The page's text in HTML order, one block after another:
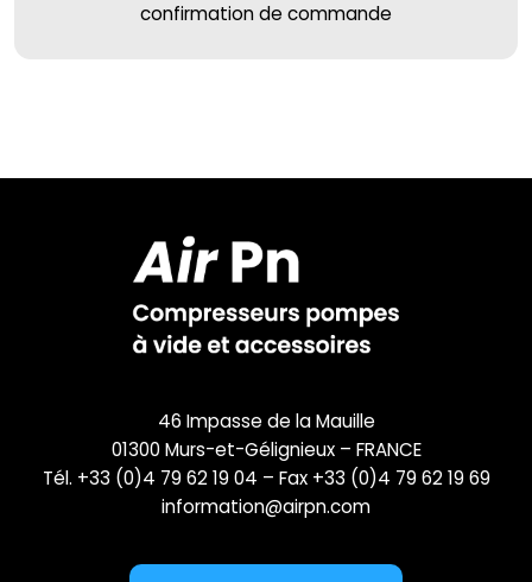
confirmation de commande
46 Impasse de la Mauille
01300 Murs-et-Gélignieux – FRANCE
Tél. +33 (0)4 79 62 19 04 – Fax +33 (0)4 79 62 19 69
information@airpn.com